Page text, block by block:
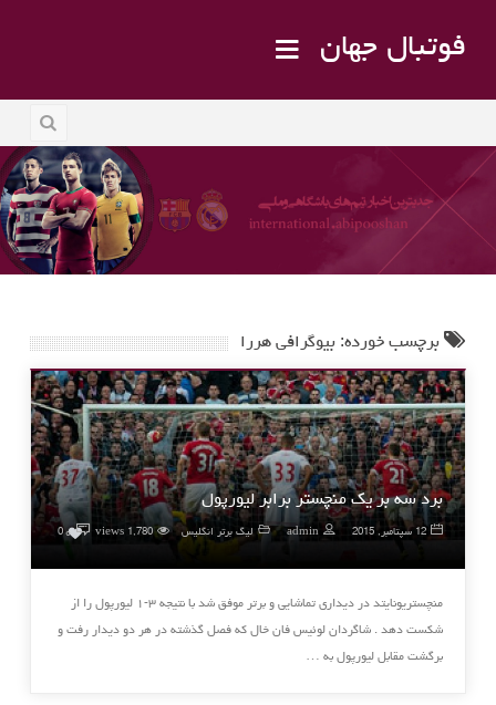
فوتبال جهان
برچسب خورده: بیوگرافی هررا
برد سه بر یک منچستر برابر لیورپول
12 سپتامبر, 2015 admin لیگ برتر انگلیس 1,780 views
0۰
منچستریونایتد در دیداری تماشایی و برتر موفق شد با نتیجه ۳-۱ لیورپول را از
شکست دهد . شاگردان لوئیس فان خال که فصل گذشته در هر دو دیدار رفت و
برگشت مقابل ‏لیورپول به …